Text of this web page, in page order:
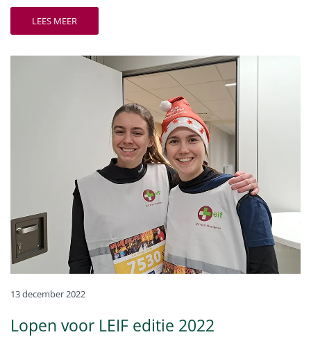
LEES MEER
13 december 2022
Lopen voor LEIF editie 2022